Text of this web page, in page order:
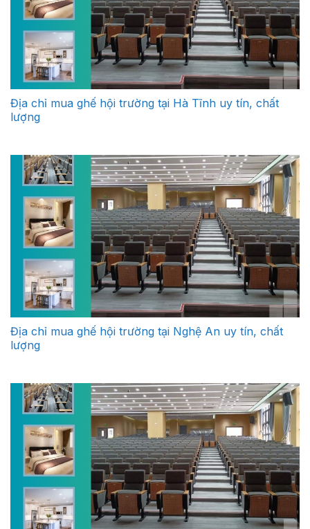
Địa chỉ mua ghế hội trường tại Hà Tĩnh uy tín, chất
lượng
Địa chỉ mua ghế hội trường tại Nghệ An uy tín, chất
lượng